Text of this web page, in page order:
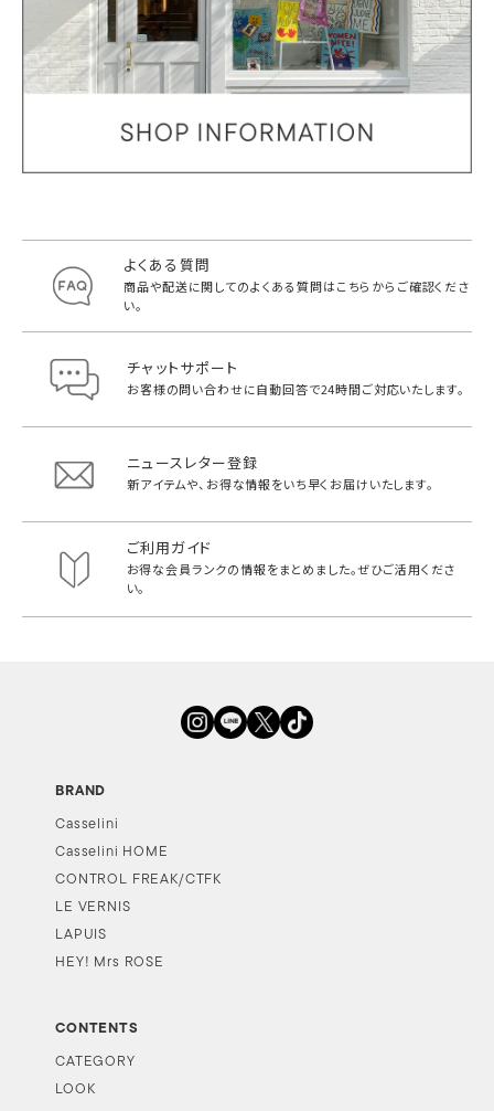
よくある質問
商品や配送に関してのよくある質問はこちらからご確認くださ
い。
チャットサポート
お客様の問い合わせに自動回答で24時間ご対応いたします。
ニュースレター登録
新アイテムや、お得な情報をいち早く お届けいたします。
ご利用ガイド
お得な会員ランクの情報をまとめました。ぜひご活用くださ
い。
BRAND
Casselini
Casselini HOME
CONTROL FREAK/CTFK
LE VERNIS
LAPUIS
HEY! Mrs ROSE
CONTENTS
CATEGORY
LOOK